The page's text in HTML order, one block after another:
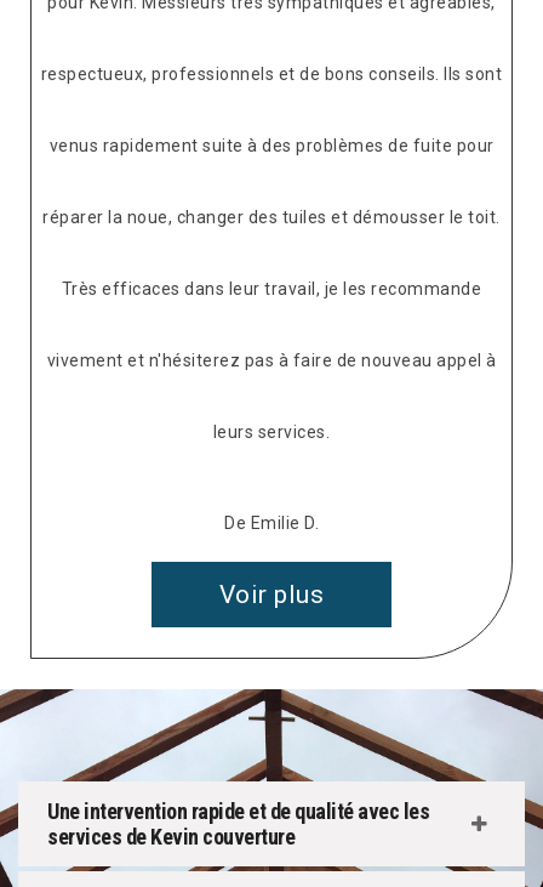
professionnels et de bons conseils. Ils sont
rapidement suite à des problèmes de fuite pour
la noue, changer des tuiles et démousser le toit.
efficaces dans leur travail, je les recommande
et n'hésiterez pas à faire de nouveau appel à
leurs services.
De Emilie D.
Voir plus
Une intervention rapide et de qualité avec les
services de Kevin couverture